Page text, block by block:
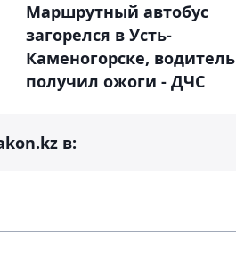
Маршрутный автобус
загорелся в Усть-
Каменогорске, водитель
получил ожоги - ДЧС
в: